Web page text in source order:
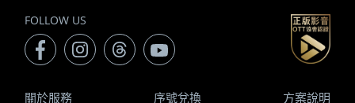
FOLLOW US
關於服務 序號兌換 方案說明